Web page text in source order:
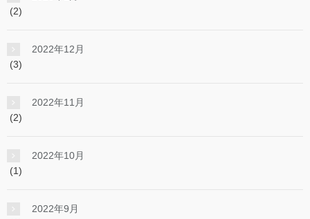
(2)
2022年12月
(3)
2022年11月
(2)
2022年10月
(1)
2022年9月